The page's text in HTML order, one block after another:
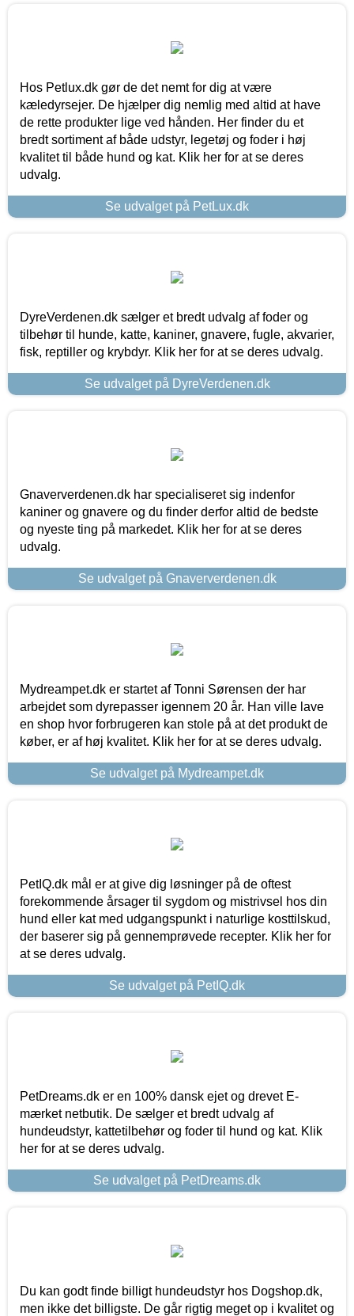
Hos Petlux.dk gør de det nemt for dig at være
kæledyrsejer. De hjælper dig nemlig med altid at have
de rette produkter lige ved hånden. Her finder du et
bredt sortiment af både udstyr, legetøj og foder i høj
kvalitet til både hund og kat. Klik her for at se deres
udvalg.
Se udvalget på PetLux.dk
DyreVerdenen.dk sælger et bredt udvalg af foder og
tilbehør til hunde, katte, kaniner, gnavere, fugle, akvarier,
fisk, reptiller og krybdyr. Klik her for at se deres udvalg.
Se udvalget på DyreVerdenen.dk
Gnaververdenen.dk har specialiseret sig indenfor
kaniner og gnavere og du finder derfor altid de bedste
og nyeste ting på markedet. Klik her for at se deres
udvalg.
Se udvalget på Gnaververdenen.dk
Mydreampet.dk er startet af Tonni Sørensen der har
arbejdet som dyrepasser igennem 20 år. Han ville lave
en shop hvor forbrugeren kan stole på at det produkt de
køber, er af høj kvalitet. Klik her for at se deres udvalg.
Se udvalget på Mydreampet.dk
PetIQ.dk mål er at give dig løsninger på de oftest
forekommende årsager til sygdom og mistrivsel hos din
hund eller kat med udgangspunkt i naturlige kosttilskud,
der baserer sig på gennemprøvede recepter. Klik her for
at se deres udvalg.
Se udvalget på PetIQ.dk
PetDreams.dk er en 100% dansk ejet og drevet E-
mærket netbutik. De sælger et bredt udvalg af
hundeudstyr, kattetilbehør og foder til hund og kat. Klik
her for at se deres udvalg.
Se udvalget på PetDreams.dk
Du kan godt finde billigt hundeudstyr hos Dogshop.dk,
men ikke det billigste. De går rigtig meget op i kvalitet og